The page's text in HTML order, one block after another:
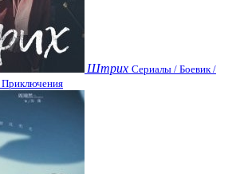
Штрих Сериалы / Боевик /